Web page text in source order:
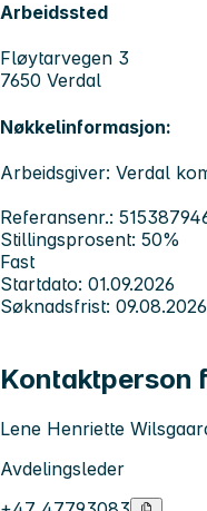
Arbeidssted
Fløytarvegen 3
7650 Verdal
Nøkkelinformasjon:
Arbeidsgiver: Verdal
Referansenr.:
Stillingsprosent: 50%
Fast
Startdato: 01.09.2026
Søknadsfrist: 09.08.2026
Kontaktperson
Lene Henriette
Avdelingsleder